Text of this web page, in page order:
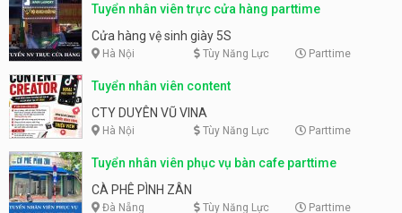
Tuyển nhân viên trực cửa hàng parttime
Cửa hàng vệ sinh giày 5S
Hà Nội Tùy Năng Lực Parttime
Tuyển nhân viên content
CTY DUYÊN VŨ VINA
Hà Nội Tùy Năng Lực Parttime
Tuyển nhân viên phục vụ bàn cafe parttime
CÀ PHÊ PÌNH ZÂN
Đà Nẵng Tùy Năng Lực Parttime